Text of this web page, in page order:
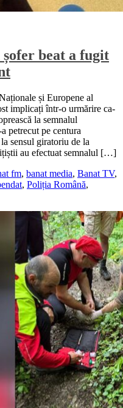
beat a fugit
și Europene al
implicați într-o urmărire ca-
la semnalul
petrecut pe centura
sensul giratoriu de la
au efectuat semnalul […]
fm, banat media, Banat TV,
, Poliția Română,